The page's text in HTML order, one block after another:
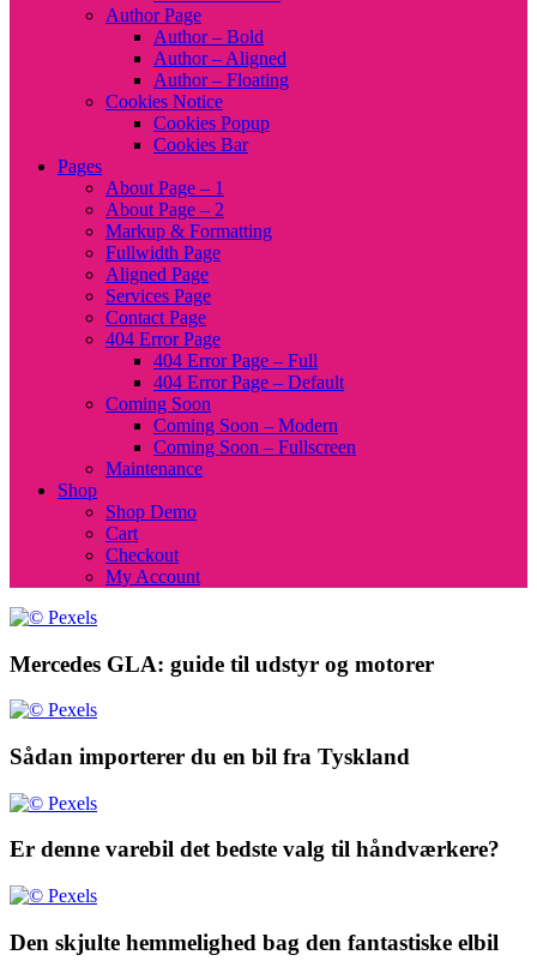
Author Page
Author – Bold
Author – Aligned
Author – Floating
Cookies Notice
Cookies Popup
Cookies Bar
Pages
About Page – 1
About Page – 2
Markup & Formatting
Fullwidth Page
Aligned Page
Services Page
Contact Page
404 Error Page
404 Error Page – Full
404 Error Page – Default
Coming Soon
Coming Soon – Modern
Coming Soon – Fullscreen
Maintenance
Shop
Shop Demo
Cart
Checkout
My Account
Mercedes GLA: guide til udstyr og motorer
Sådan importerer du en bil fra Tyskland
Er denne varebil det bedste valg til håndværkere?
Den skjulte hemmelighed bag den fantastiske elbil